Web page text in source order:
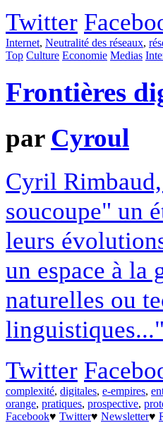
Twitter
Internet, Neutralité des réseaux,
Top Culture Economie Medias
Frontières
par Cyroul
Cyril
soucoupe" un
leurs
un espace à la
naturelles ou
linguistiques..."
Twitter
complexité, digitales, e-empires,
orange, pratiques, prospective,
Facebook♥ Twitter♥ Newsletter♥